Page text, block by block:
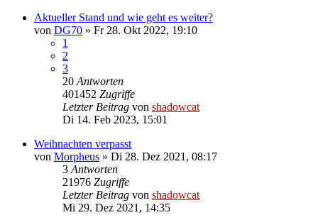
Aktueller Stand und wie geht es weiter?
von DG70 » Fr 28. Okt 2022, 19:10
1
2
3
20 Antworten
401452 Zugriffe
Letzter Beitrag von shadowcat
Di 14. Feb 2023, 15:01
Weihnachten verpasst
von Morpheus » Di 28. Dez 2021, 08:17
3 Antworten
21976 Zugriffe
Letzter Beitrag von shadowcat
Mi 29. Dez 2021, 14:35